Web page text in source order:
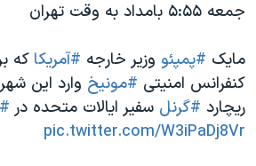
جمعه ۵:۵۵ بامداد به وقت تهران
مایک #پمپئو وزیر خارجه #آمریکاکه
کنفرانس امنیتی #مونیخ وارد این
ریچارد #گرنل سفیر ایالات متحده در
pic.twitter.com/W3iPaDj8Vr